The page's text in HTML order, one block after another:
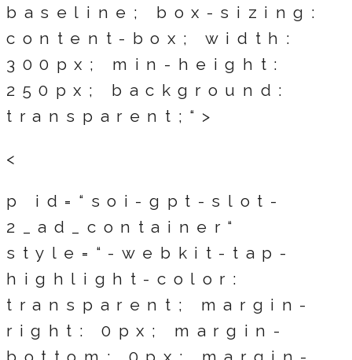
baseline; box-sizing:
content-box; width:
300px; min-height:
250px; background:
transparent;“>
<
p id=“soi-gpt-slot-
2_ad_container“
style=“-webkit-tap-
highlight-color:
transparent; margin-
right: 0px; margin-